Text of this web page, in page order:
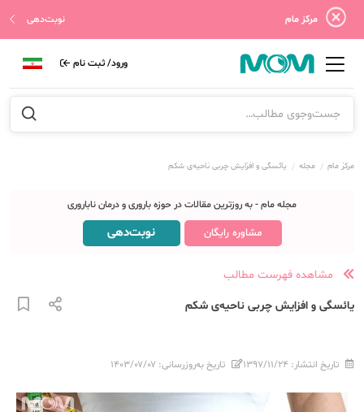
مرکز مام نوبت‌دهی
ورود/ ثبت نام
مرکز مام مجله یائسگی و افزایش چربی ناحیه‌ی شکم
مجله مام - به روزترین مقالات در حوزه باروری و درمان ناباروری
مشاوره رایگان نوبت‌دهی
مشاهده فهرست مطالب
یائسگی و افزایش چربی ناحیه‌ی شکم
تاریخ انتشار: ۱۳۹۷/۱۱/۲۴ تاریخ به‌روزرسانی: ۱۴۰۳/۰۷/۰۷